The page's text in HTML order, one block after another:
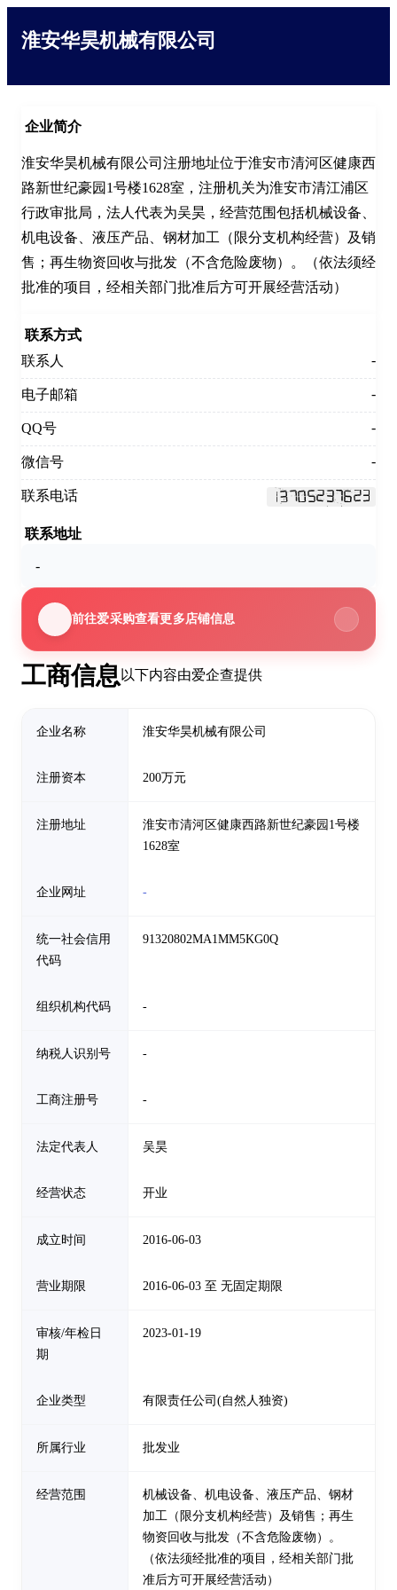
淮安华昊机械有限公司
工商信息 以下内容由爱企查提供
企业名称 淮安华昊机械有限公司
注册资本 200万元
注册地址
淮安市清河区健康西路新世纪豪园1号楼
1628室
企业网址 -
统一社会信用
代码
91320802MA1MM5KG0Q
组织机构代码 -
纳税人识别号 -
工商注册号 -
法定代表人 吴昊
经营状态 开业
成立时间 2016-06-03
营业期限 2016-06-03 至 无固定期限
审核/年检日
期
2023-01-19
企业类型 有限责任公司(自然人独资)
所属行业 批发业
经营范围
机械设备、机电设备、液压产品、钢材
加工（限分支机构经营）及销售；再生
物资回收与批发（不含危险废物）。
（依法须经批准的项目，经相关部门批
准后方可开展经营活动）
企业简介
淮安华昊机械有限公司注册地址位于淮安市清河区健康西
路新世纪豪园1号楼1628室，注册机关为淮安市清江浦区
行政审批局，法人代表为吴昊，经营范围包括机械设备、
机电设备、液压产品、钢材加工（限分支机构经营）及销
售；再生物资回收与批发（不含危险废物）。（依法须经
批准的项目，经相关部门批准后方可开展经营活动）
联系方式
联系人
-
电子邮箱 -
QQ号 -
微信号 -
联系电话
联系地址
-
前往爱采购查看更多店铺信息